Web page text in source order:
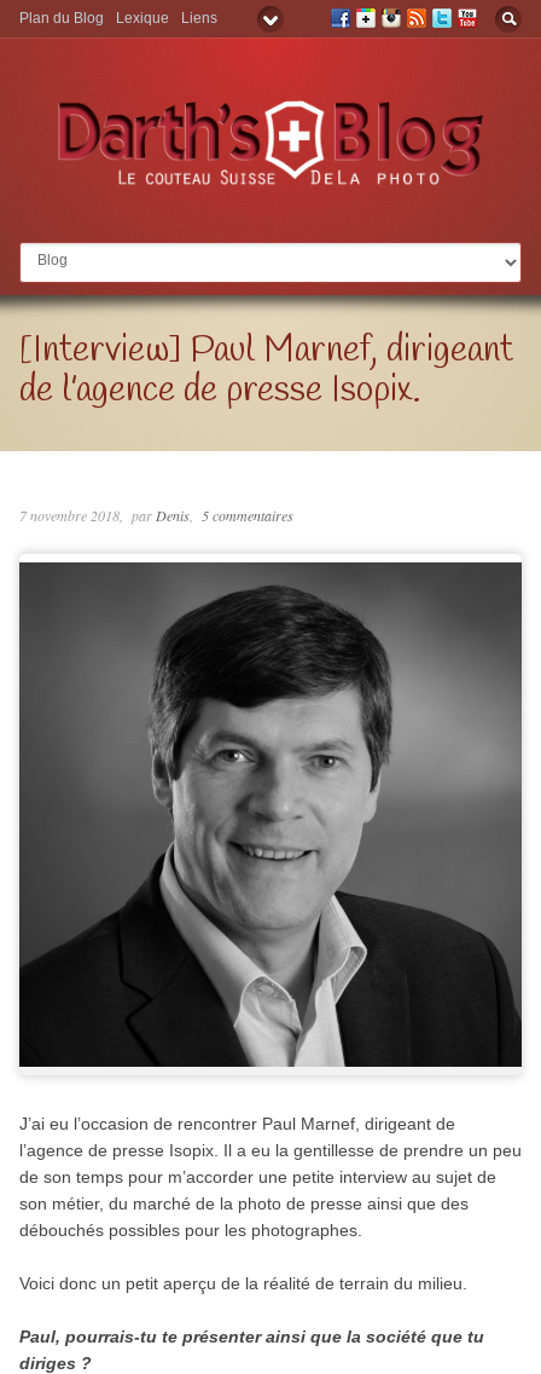
Aller à:
Plan du Blog Lexique Liens
[Interview] Paul Marnef, dirigeant
de l’agence de presse Isopix.
7 novembre 2018 parDenis 5 commentaires
J’ai eu l’occasion de rencontrer Paul Marnef, dirigeant de
l’agence de presse Isopix. Il a eu la gentillesse de prendre un peu
de son temps pour m’accorder une petite interview au sujet de
son métier, du marché de la photo de presse ainsi que des
débouchés possibles pour les photographes.
Voici donc un petit aperçu de la réalité de terrain du milieu.
Paul, pourrais-tu te présenter ainsi que la société que tu
diriges ?